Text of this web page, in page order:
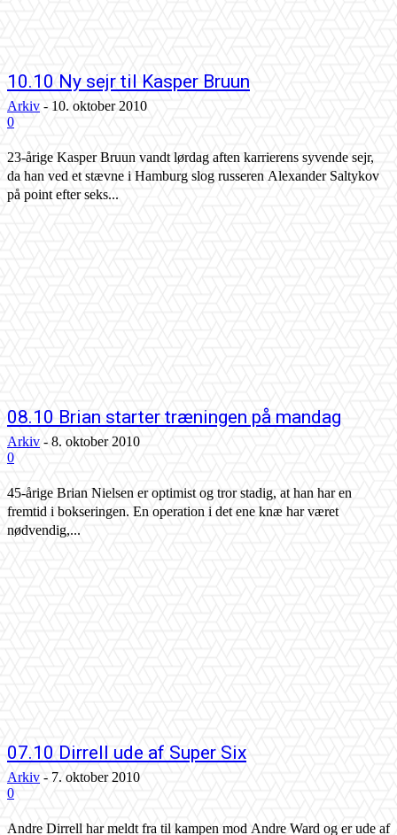
10.10 Ny sejr til Kasper Bruun
Arkiv - 10. oktober 2010
0
23-årige Kasper Bruun vandt lørdag aften karrierens syvende sejr,
da han ved et stævne i Hamburg slog russeren Alexander Saltykov
på point efter seks...
08.10 Brian starter træningen på mandag
Arkiv - 8. oktober 2010
0
45-årige Brian Nielsen er optimist og tror stadig, at han har en
fremtid i bokseringen. En operation i det ene knæ har været
nødvendig,...
07.10 Dirrell ude af Super Six
Arkiv - 7. oktober 2010
0
Andre Dirrell har meldt fra til kampen mod Andre Ward og er ude af